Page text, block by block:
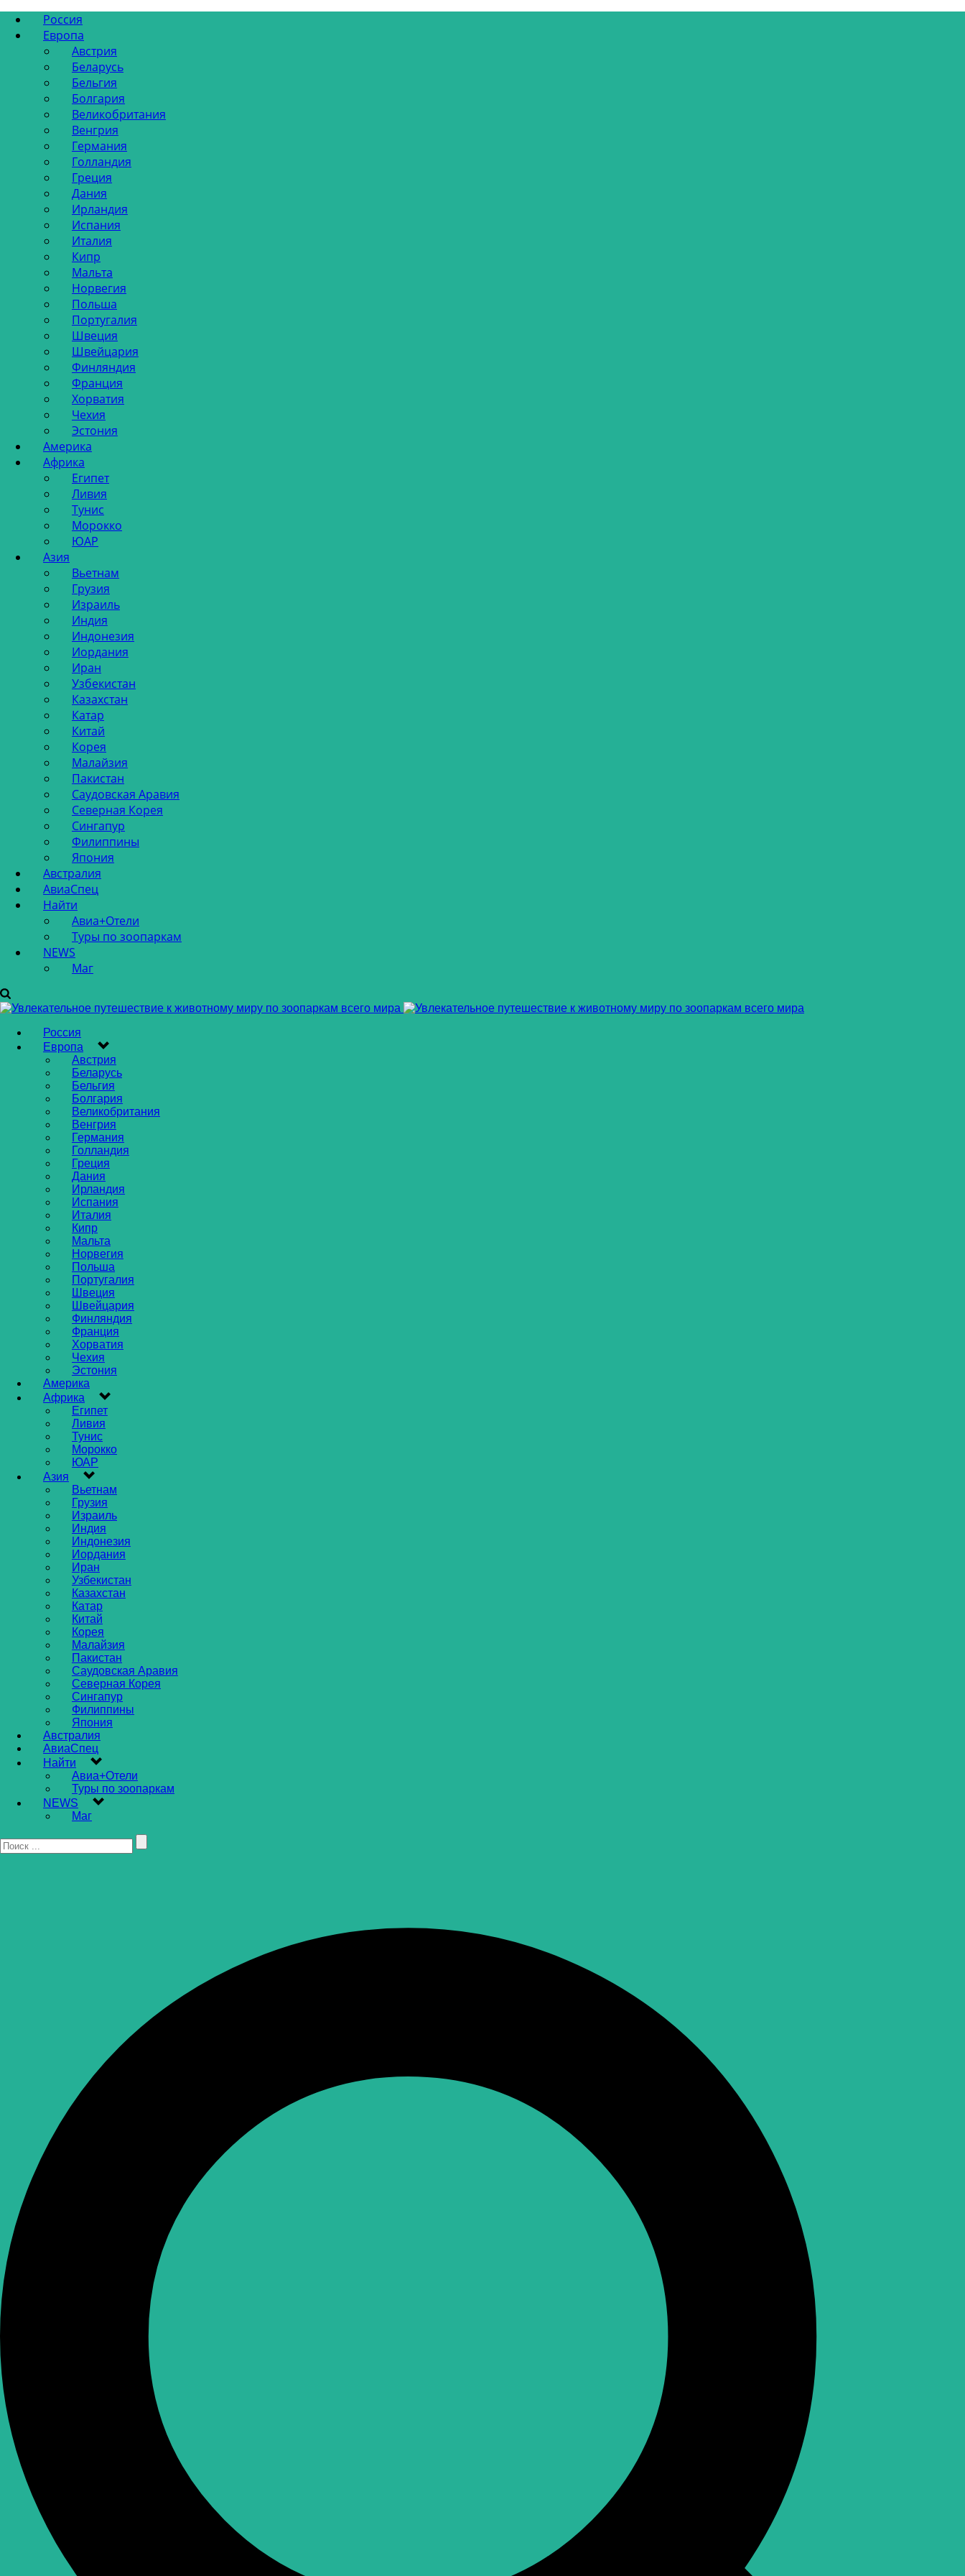
Россия
Европа
Австрия
Беларусь
Бельгия
Болгария
Великобритания
Венгрия
Германия
Голландия
Греция
Дания
Ирландия
Испания
Италия
Кипр
Мальта
Норвегия
Польша
Португалия
Швеция
Швейцария
Финляндия
Франция
Хорватия
Чехия
Эстония
Америка
Африка
Египет
Ливия
Тунис
Морокко
ЮАР
Азия
Вьетнам
Грузия
Израиль
Индия
Индонезия
Иордания
Иран
Узбекистан
Казахстан
Катар
Китай
Корея
Малайзия
Пакистан
Саудовская Аравия
Северная Корея
Сингапур
Филиппины
Япония
Австралия
АвиаСпец
Найти
Авиа+Отели
Туры по зоопаркам
NEWS
Маг
Россия
Европа
Австрия
Беларусь
Бельгия
Болгария
Великобритания
Венгрия
Германия
Голландия
Греция
Дания
Ирландия
Испания
Италия
Кипр
Мальта
Норвегия
Польша
Португалия
Швеция
Швейцария
Финляндия
Франция
Хорватия
Чехия
Эстония
Америка
Африка
Египет
Ливия
Тунис
Морокко
ЮАР
Азия
Вьетнам
Грузия
Израиль
Индия
Индонезия
Иордания
Иран
Узбекистан
Казахстан
Катар
Китай
Корея
Малайзия
Пакистан
Саудовская Аравия
Северная Корея
Сингапур
Филиппины
Япония
Австралия
АвиаСпец
Найти
Авиа+Отели
Туры по зоопаркам
NEWS
Маг